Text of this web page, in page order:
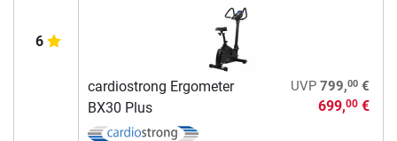
6
cardiostrong Ergometer
BX30 Plus
UVP 799,00€
699,00€